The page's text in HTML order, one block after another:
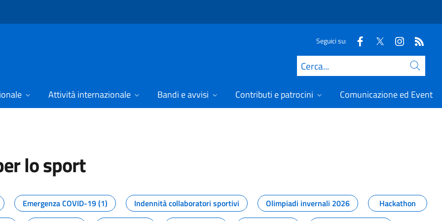
Seguici su:
Cerca
Attività internazionale Bandi e avvisi Contributi e patrocini Comunicazione ed Eventi
lo sport
dal Dipartimento per lo sport
Emergenza COVID-19 (1) Indennità collaboratori sportivi Olimpiadi invernali 2026
Hackathon